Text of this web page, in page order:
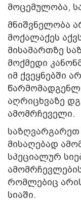
მოცემულობა,
მნიშვნელობა
მოქალაქეს
მისამართზე
მოქმედი
იმ ქვეყნებში
აღრიცხვაზე
ამომრჩეველი.
საზღვარგარეთ
მისაღებად
სპეციალურ
რომლებიც
სიაში.